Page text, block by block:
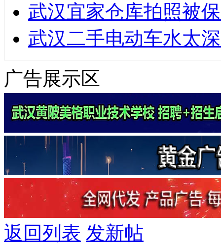
武汉宜家仓库拍照被
武汉二手电动车水太
广告展示区
返回列表 发新帖